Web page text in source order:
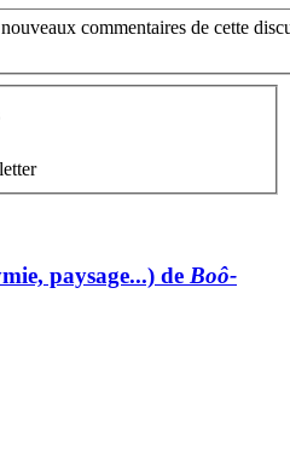
commentaires de cette
paysage...) de Boô-